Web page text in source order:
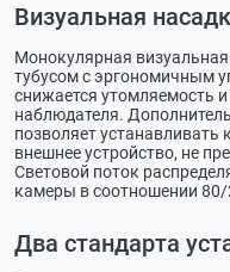
Визуальная
Монокулярная
тубусом с эргономичным
снижается утомляемость
наблюдателя.
позволяет
внешнее устройство, не
Световой поток
камеры в соотношении 80/
Два стандарта